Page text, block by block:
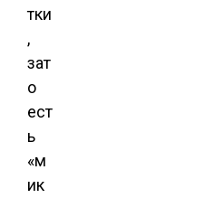
тки
,
зат
о
ест
ь
«м
ик